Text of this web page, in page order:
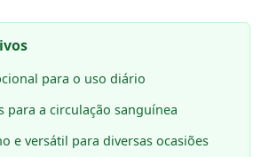
para o uso diário
para a circulação sanguínea
e versátil para diversas ocasiões